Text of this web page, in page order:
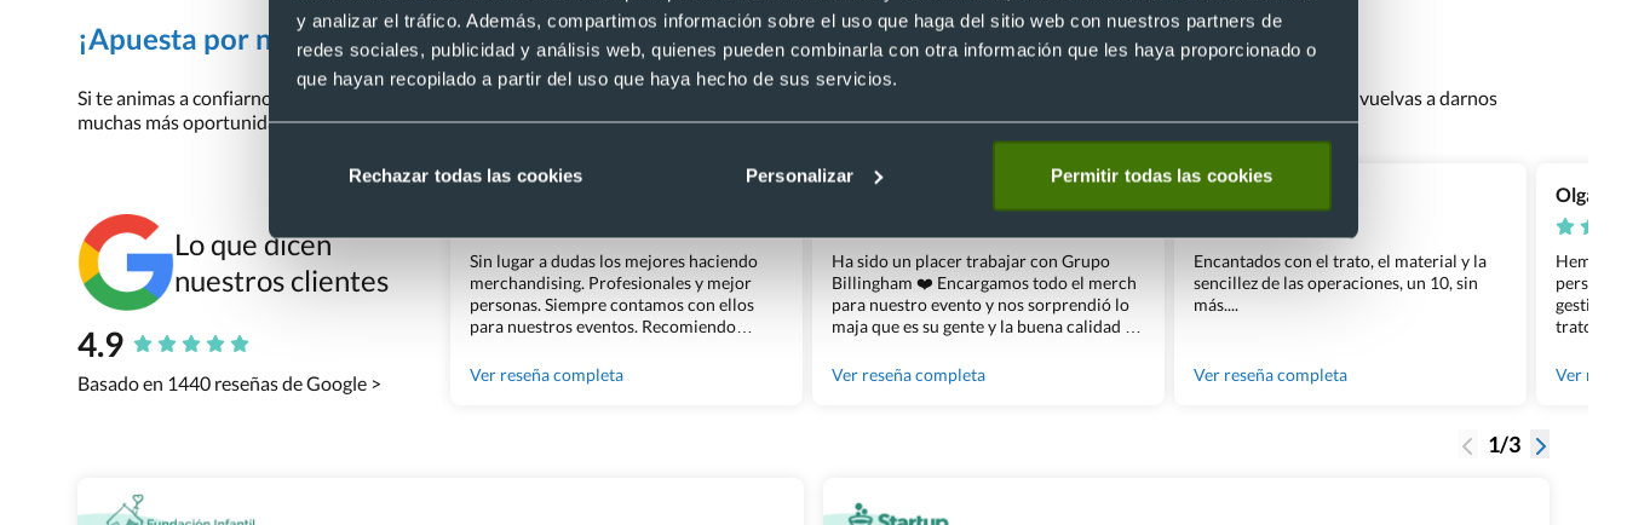
y analizar el tráfico. Además, compartimos información sobre el uso que haga del sitio web con nuestros partners de
redes sociales, publicidad y análisis web, quienes pueden combinarla con otra información que les haya proporcionado o
que hayan recopilado a partir del uso que haya hecho de sus servicios.
Rechazar todas las cookies Personalizar Permitir todas las cookies
¡Apuesta por nosotros!
Si te animas a confiarnos tu próximo pedido de regalos personalizados o
te prometemos que haremos todo lo posible para que vuelvas a darnos
muchas más oportunidades.Descubre cómo trabajamos aquí.
Lo que dicen
nuestros clientes
4.9
Basado en 1440 reseñas de Google >
Sin lugar a dudas los mejores haciendo
merchandising. Profesionales y mejor
personas. Siempre contamos con ellos
para nuestros eventos. Recomiendo
Ver reseña completa
Ha sido un placer trabajar con Grupo
Billingham ❤️ Encargamos todo el merch
para nuestro evento y nos sorprendió lo
maja que es su gente y la buena calidad de
100% recomendado!!
Ver reseña completa
Encantados con el trato, el material y la
sencillez de las operaciones, un 10, sin
más....
Ver reseña completa
Olga
Hemos
gestión
trato
gente
Ver
1/3